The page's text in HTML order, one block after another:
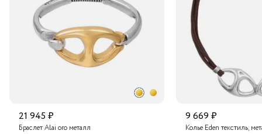
Подробнее о сроках доставки
21 945 ₽
Браслет Alai oro металл
9 669 ₽
Колье Eden текстиль,